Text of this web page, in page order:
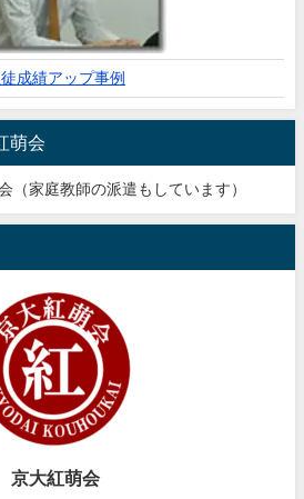
成績アップ事例
萌会
（家庭教師の派遣もしています）
京大紅萌会